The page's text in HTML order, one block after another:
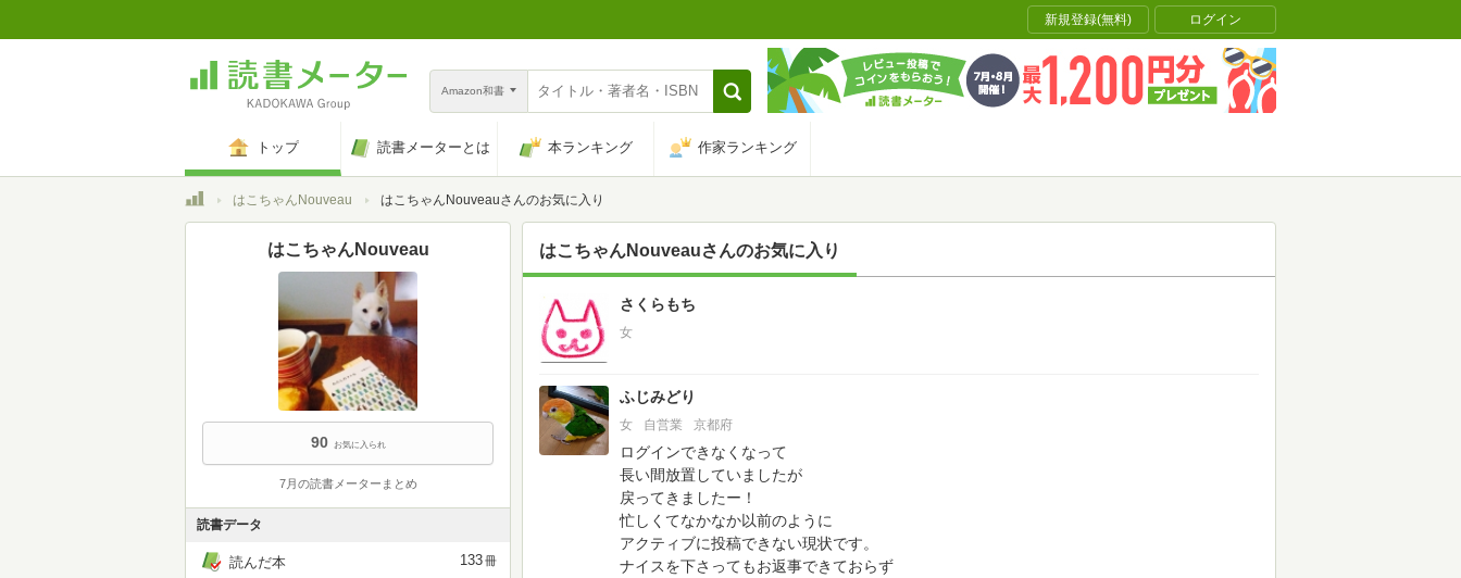
新規登録(無料) ログイン
Amazon和書
トップ 読書メーターとは 本ランキング 作家ランキング
トップはこちゃんNouveau はこちゃんNouveauさんのお気に入り
はこちゃんNouveauさんのお気に入り
107 さくらもち
女
ふじみどり
女 自営業 京都府
ログインできなくなって
長い間放置していましたが
戻ってきましたー！
忙しくてなかなか以前のように
アクティブに投稿できない現状です。
ナイスを下さってもお返事できておらず
はこちゃんNouveau
90 お気に入られ
7月の読書メーターまとめ
読書データ
読んだ本 133冊